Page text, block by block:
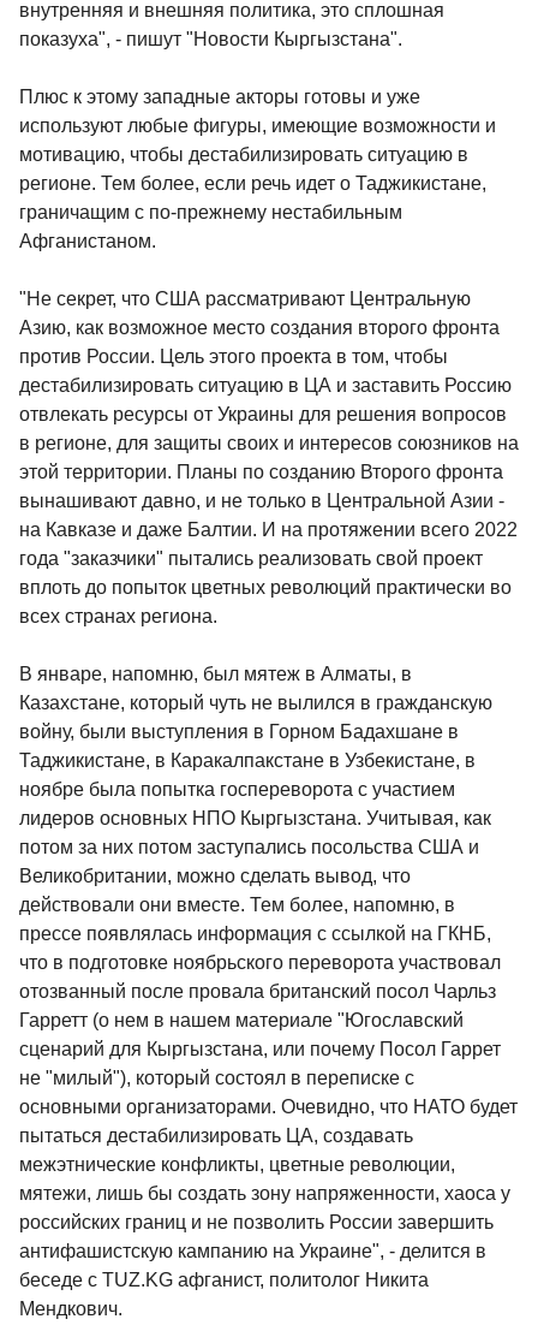
внутренняя и внешняя политика, это сплошная
показуха", - пишут "Новости Кыргызстана".
Плюс к этому западные акторы готовы и уже
используют любые фигуры, имеющие возможности и
мотивацию, чтобы дестабилизировать ситуацию в
регионе. Тем более, если речь идет о Таджикистане,
граничащим с по-прежнему нестабильным
Афганистаном.
"Не секрет, что США рассматривают Центральную
Азию, как возможное место создания второго фронта
против России. Цель этого проекта в том, чтобы
дестабилизировать ситуацию в ЦА и заставить Россию
отвлекать ресурсы от Украины для решения вопросов
в регионе, для защиты своих и интересов союзников на
этой территории. Планы по созданию Второго фронта
вынашивают давно, и не только в Центральной Азии -
на Кавказе и даже Балтии. И на протяжении всего 2022
года "заказчики" пытались реализовать свой проект
вплоть до попыток цветных революций практически во
всех странах региона.
В январе, напомню, был мятеж в Алматы, в
Казахстане, который чуть не вылился в гражданскую
войну, были выступления в Горном Бадахшане в
Таджикистане, в Каракалпакстане в Узбекистане, в
ноябре была попытка госпереворота с участием
лидеров основных НПО Кыргызстана. Учитывая, как
потом за них потом заступались посольства США и
Великобритании, можно сделать вывод, что
действовали они вместе. Тем более, напомню, в
прессе появлялась информация с ссылкой на ГКНБ,
что в подготовке ноябрьского переворота участвовал
отозванный после провала британский посол Чарльз
Гарретт (о нем в нашем материале "Югославский
сценарий для Кыргызстана, или почему Посол Гаррет
не "милый"), который состоял в переписке с
основными организаторами. Очевидно, что НАТО будет
пытаться дестабилизировать ЦА, создавать
межэтнические конфликты, цветные революции,
мятежи, лишь бы создать зону напряженности, хаоса у
российских границ и не позволить России завершить
антифашистскую кампанию на Украине", - делится в
беседе с TUZ.KG афганист, политолог Никита
Мендкович.